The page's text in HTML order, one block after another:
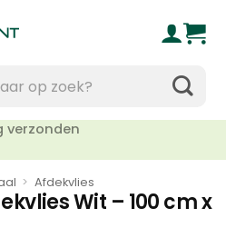
€95
> Afdekvlies
Wit – 100 cm x